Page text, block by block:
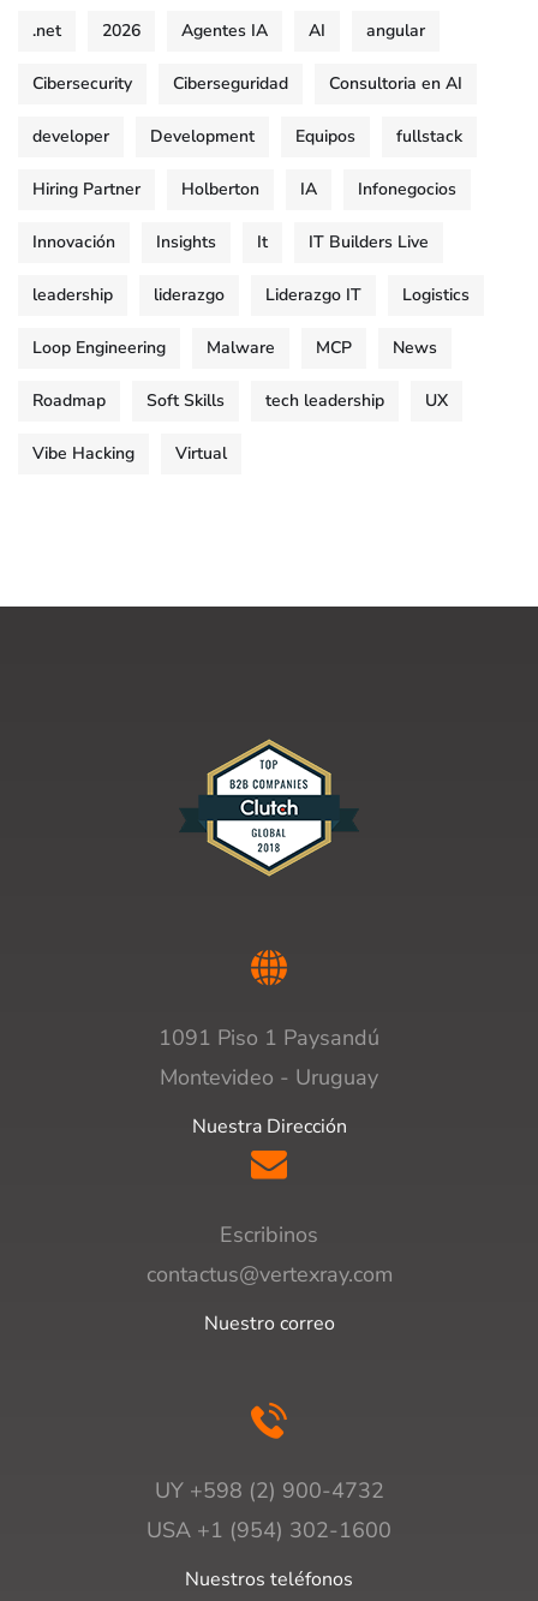
.net 2026 Agentes IA AI angular
Cibersecurity Ciberseguridad Consultoria en AI
developer Development Equipos fullstack
Hiring Partner Holberton IA Infonegocios
Innovación Insights It IT Builders Live
leadership liderazgo Liderazgo IT Logistics
Loop Engineering Malware MCP News
Roadmap Soft Skills tech leadership UX
Vibe Hacking Virtual
1091 Piso 1 Paysandú
Montevideo - Uruguay
Nuestra Dirección
Escribinos
contactus@vertexray.com
Nuestro correo
UY +598 (2) 900-4732
USA +1 (954) 302-1600
Nuestros teléfonos